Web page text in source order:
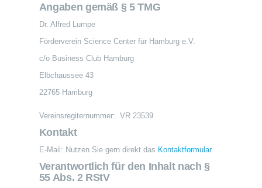
Angaben gemäß § 5 TMG
Dr. Alfred Lumpe
Förderverein Science Center für Hamburg e.V.
c/o Business Club Hamburg
Elbchaussee 43
22765 Hamburg
Vereinsregiternummer: VR 23539
Kontakt
E-Mail: Nutzen Sie gern direkt das Kontaktformular
Verantwortlich für den Inhalt nach §
55 Abs. 2 RStV